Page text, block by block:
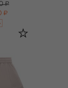
₽
₽